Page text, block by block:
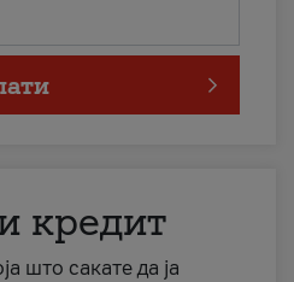
кредит
што сакате да ја